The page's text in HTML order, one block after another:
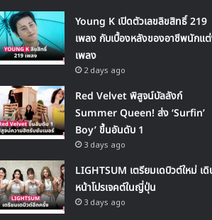
Young K เปิดตัวเลขลิขสิทธิ์ 219
เพลง กับเบื้องหลังของอาชีพนักแ
เพลง
2 days ago
Red Velvet พิสูจน์บัลลังก์
Summer Queen! ส่ง ‘Surfin’
Boy’ ขึ้นอันดับ 1
3 days ago
LIGHTSUM เตรียมเดบิวต์ใหม่ เดิ
หน้าโปรเจคต์ในญี่ปุ่น
3 days ago